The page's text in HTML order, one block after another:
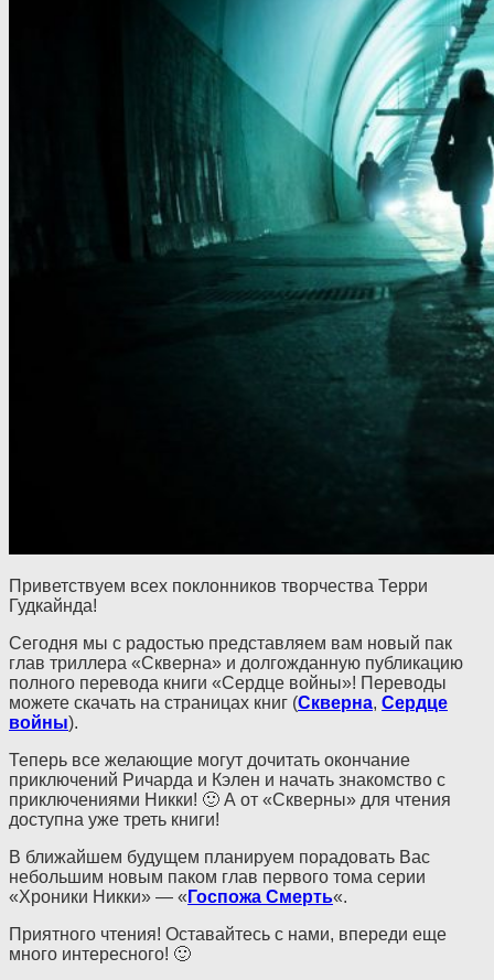
Приветствуем всех поклонников творчества Терри
Гудкайнда!
Сегодня мы с радостью представляем вам новый пак
глав триллера «Скверна» и долгожданную публикацию
полного перевода книги «Сердце войны»! Переводы
можете скачать на страницах книг (Скверна, Сердце
войны).
Теперь все желающие могут дочитать окончание
приключений Ричарда и Кэлен и начать знакомство с
приключениями Никки! 🙂 А от «Скверны» для чтения
доступна уже треть книги!
В ближайшем будущем планируем порадовать Вас
небольшим новым паком глав первого тома серии
«Хроники Никки» — « Госпожа Смерть«.
Приятного чтения! Оставайтесь с нами, впереди еще
много интересного! 🙂